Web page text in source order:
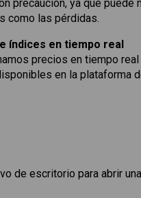
precaución, ya que
como las pérdidas.
índices en tiempo real
precios en tiempo
en la plataforma
de escritorio para abrir